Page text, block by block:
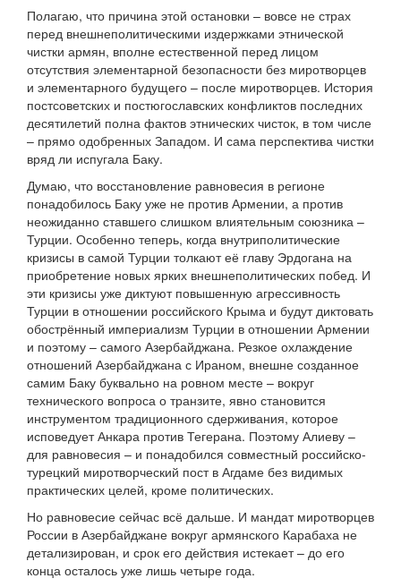
Полагаю, что причина этой остановки – вовсе не страх
перед внешнеполитическими издержками этнической
чистки армян, вполне естественной перед лицом
отсутствия элементарной безопасности без миротворцев
и элементарного будущего – после миротворцев. История
постсоветских и постюгославских конфликтов последних
десятилетий полна фактов этнических чисток, в том числе
– прямо одобренных Западом. И сама перспектива чистки
вряд ли испугала Баку.
Думаю, что восстановление равновесия в регионе
понадобилось Баку уже не против Армении, а против
неожиданно ставшего слишком влиятельным союзника –
Турции. Особенно теперь, когда внутриполитические
кризисы в самой Турции толкают её главу Эрдогана на
приобретение новых ярких внешнеполитических побед. И
эти кризисы уже диктуют повышенную агрессивность
Турции в отношении российского Крыма и будут диктовать
обострённый империализм Турции в отношении Армении
и поэтому – самого Азербайджана. Резкое охлаждение
отношений Азербайджана с Ираном, внешне созданное
самим Баку буквально на ровном месте – вокруг
технического вопроса о транзите, явно становится
инструментом традиционного сдерживания, которое
исповедует Анкара против Тегерана. Поэтому Алиеву –
для равновесия – и понадобился совместный российско-
турецкий миротворческий пост в Агдаме без видимых
практических целей, кроме политических.
Но равновесие сейчас всё дальше. И мандат миротворцев
России в Азербайджане вокруг армянского Карабаха не
детализирован, и срок его действия истекает – до его
конца осталось уже лишь четыре года.